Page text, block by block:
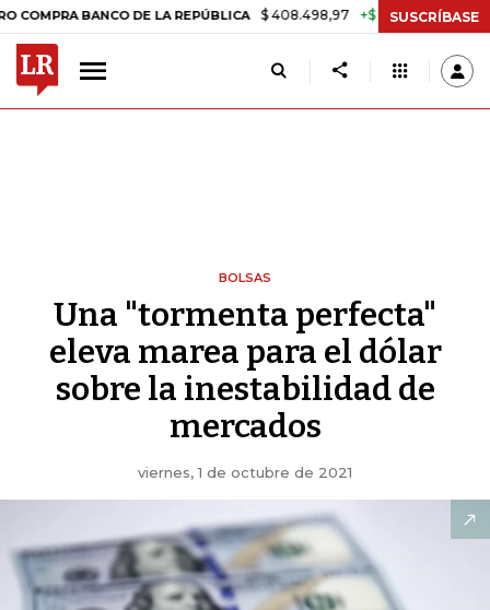
BANCO DE LA REPÚBLICA $ 408.498,97 +$ 8.753,81 +2,19% TASA
SUSCRÍBASE
BOLSAS
Una "tormenta perfecta"
eleva marea para el dólar
sobre la inestabilidad de
mercados
viernes, 1 de octubre de 2021